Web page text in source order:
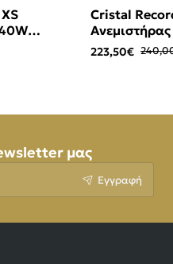
Cristal
402-40-180
223,50€
μας
Εγγραφή